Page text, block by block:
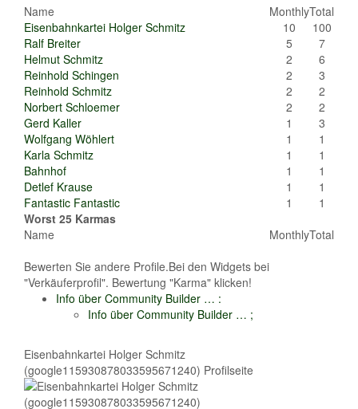
Name
MonthlyTotal
Eisenbahnkartei Holger Schmitz
10
100
Ralf Breiter
5
7
Helmut Schmitz
2
6
Reinhold Schingen
2
3
Reinhold Schmitz
2
2
Norbert Schloemer
2
2
Gerd Kaller
1
3
Wolfgang Wöhlert
1
1
Karla Schmitz
1
1
Bahnhof
1
1
Detlef Krause
1
1
Fantastic Fantastic
1
1
Worst 25 Karmas
Name
MonthlyTotal
Bewerten Sie andere Profile.Bei den Widgets bei
"Verkäuferprofil". Bewertung "Karma" klicken!
Info über Community Builder … :
Info über Community Builder … ;
Eisenbahnkartei Holger Schmitz
(google115930878033595671240) Profilseite